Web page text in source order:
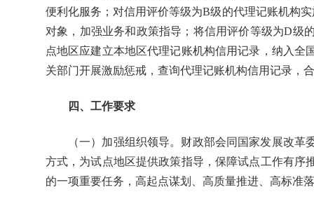
便利化服务；对信用评价等级为B级的代理记账机构
对象，加强业务和政策指导；将信用评价等级为D级
点地区应建立本地区代理记账机构信用记录，纳入
关部门开展激励惩戒，查询代理记账机构信用记录，
四、工作要求
（一）加强组织领导。财政部会同国家发展改革
方式，为试点地区提供政策指导，保障试点工作有序
的一项重要任务，高起点谋划、高质量推进、高标准